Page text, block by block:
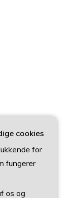
cookies
for
fungerer
os og